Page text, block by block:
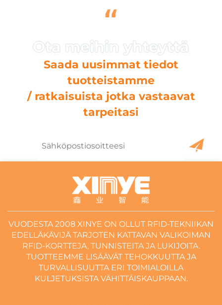
“
Saada uusimmat tiedot
tuotteistamme
/ ratkaisuista jotka vastaavat
tarpeitasi
VUODESTA 2008 XINYE ON OLLUT RFID-TEKNIIKAN
EDELLÄKÄVIJÄ TARJOTEN KATTAVAN VALIKOIMAN
RFID-KORTTEJA, TUNNISTEITA JA LUKIJOITA.
TUOTTEEMME LISÄÄVÄT TEHOKKUUTTA JA
TURVALLISUUTTA ERI TOIMIALOILLA
KULJETUKSISTA VÄHITTÄISKAUPPAAN.